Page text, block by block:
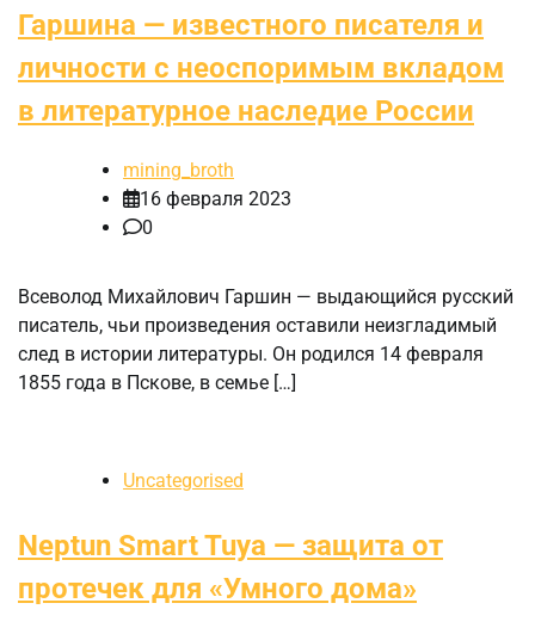
Гаршина — известного писателя и
личности с неоспоримым вкладом
в литературное наследие России
mining_broth
16 февраля 2023
0
Всеволод Михайлович Гаршин — выдающийся русский
писатель, чьи произведения оставили неизгладимый
след в истории литературы. Он родился 14 февраля
1855 года в Пскове, в семье […]
Uncategorised
Neptun Smart Tuya — защита от
протечек для «Умного дома»